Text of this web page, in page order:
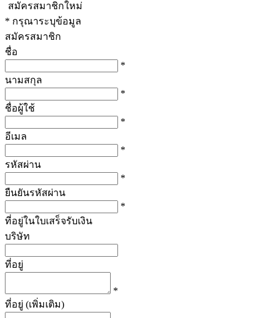
สมัครสมาชิกใหม่
* กรุณาระบุข้อมูล
สมัครสมาชิก
ชื่อ
*
นามสกุล
*
ชื่อผู้ใช้
*
อีเมล
*
รหัสผ่าน
*
ยืนยันรหัสผ่าน
*
ที่อยู่ในใบเสร็จรับเงิน
บริษัท
ที่อยู่
*
ที่อยู่ (เพิ่มเติม)